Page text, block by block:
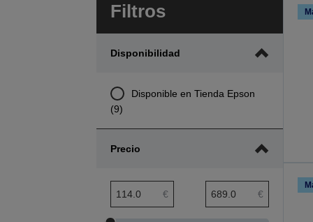
página
Filtros
Disponibilidad
Disponible en Tienda Epson
(9)
Precio
€ €